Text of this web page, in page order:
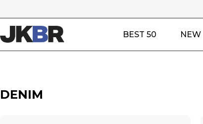
BEST 50 NEW
DENIM